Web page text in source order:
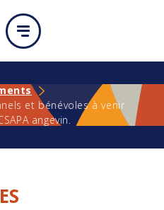
et bénévoles à venir
angevin.